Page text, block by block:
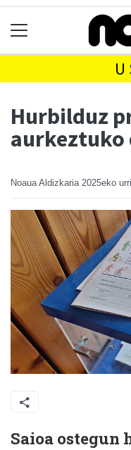
Hurbilduz
aurkeztuko
Noaua Aldizkaria 2025eko
Saioa ostegun